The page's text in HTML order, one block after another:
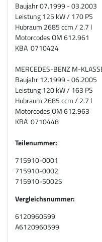
Baujahr 07.1999 - 03.2003
Leistung 125 kW / 170 PS
Hubraum 2685 ccm / 2.7 l
Motorcodes OM 612.961
KBA 0710424
MERCEDES-BENZ M-
Baujahr 12.1999 - 06.2005
Leistung 120 kW / 163 PS
Hubraum 2685 ccm / 2.7 l
Motorcodes OM 612.963
KBA 0710448
Teilenummer:
715910-0001
715910-0002
715910-5002S
Vergleichsnummer:
6120960599
A6120960599